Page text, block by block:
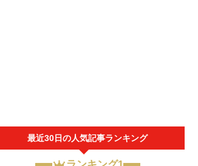
最近30日の人気記事ランキング